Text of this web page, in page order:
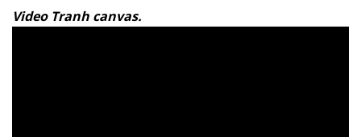
Video Tranh canvas.